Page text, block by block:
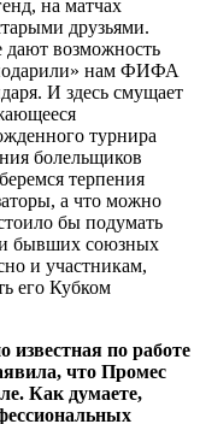
на матчах
друзьями.
возможность
нам ФИФА
И здесь смущает
турнира
болельщиков
терпения
а что можно
бы подумать
бывших союзных
и участникам,
его Кубком
по работе
что Промес
Как думаете,